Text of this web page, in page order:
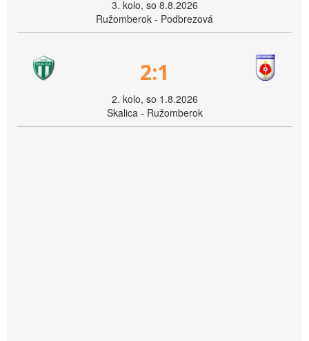
3. kolo, so 8.8.2026
Ružomberok - Podbrezová
2:1
2. kolo, so 1.8.2026
Skalica - Ružomberok